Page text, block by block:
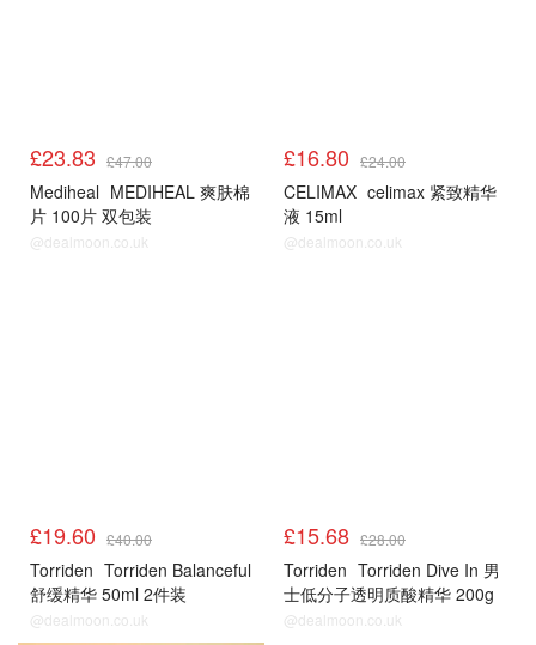
£23.83 £47.00
Mediheal MEDIHEAL 爽肤棉
片 100片 双包装
@dealmoon.co.uk
£16.80 £24.00
CELIMAX celimax 紧致精华
液 15ml
@dealmoon.co.uk
£19.60 £40.00
Torriden Torriden Balanceful
舒缓精华 50ml 2件装
@dealmoon.co.uk
£15.68 £28.00
Torriden Torriden Dive In 男
士低分子透明质酸精华 200g
@dealmoon.co.uk